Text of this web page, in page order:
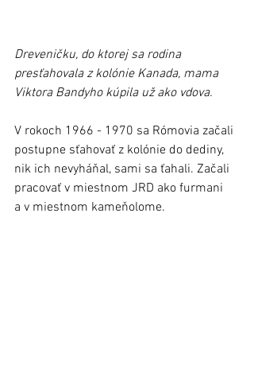
Dreveničku, do ktorej sa rodina
presťahovala z kolónie Kanada, mama
Viktora Bandyho kúpila už ako vdova.
V rokoch 1966 - 1970 sa Rómovia začali
postupne sťahovať z kolónie do dediny,
nik ich nevyháňal, sami sa ťahali. Začali
pracovať v miestnom JRD ako furmani
a v miestnom kameňolome.